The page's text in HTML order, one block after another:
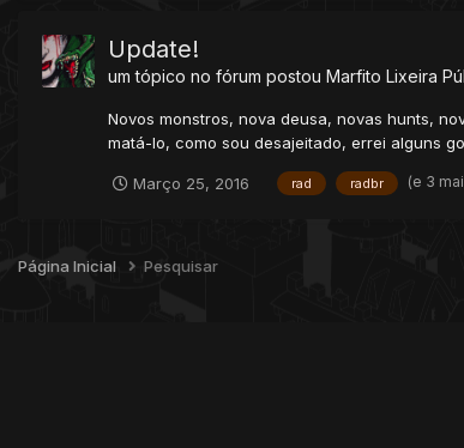
Update!
um tópico no fórum postou Marfito Lixeira
Novos monstros, nova deusa, novas hunts,
matá-lo, como sou desajeitado, errei alguns
Março 25, 2016 rad radbr (e 3
Página Inicial Pesquisar